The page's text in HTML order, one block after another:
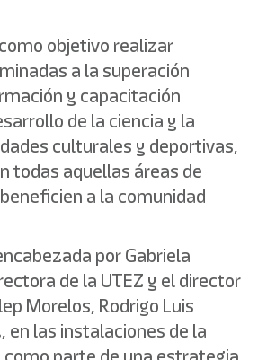
objetivo realizar
a la superación
y capacitación
de la ciencia y la
culturales y deportivas,
todas aquellas áreas de
a la comunidad
por Gabriela
de la UTEZ y el director
Morelos, Rodrigo Luis
en las instalaciones de la